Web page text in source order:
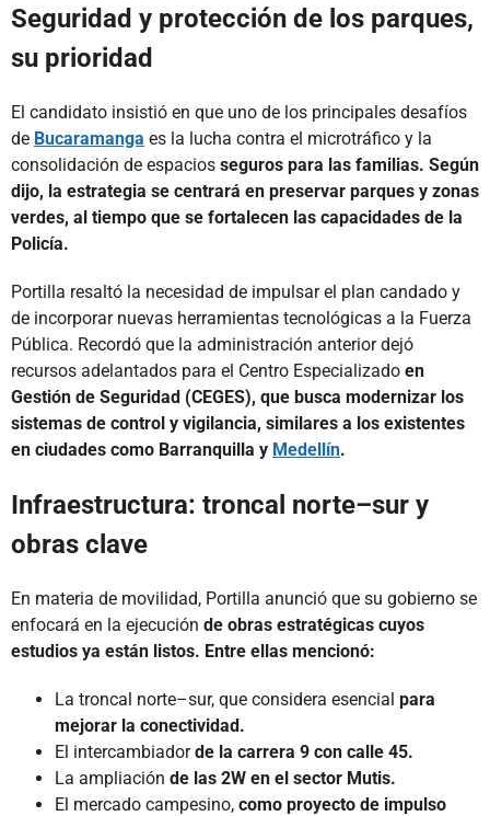
Seguridad y protección de los parques,
su prioridad
El candidato insistió en que uno de los principales desafíos
de Bucaramanga es la lucha contra el microtráfico y la
consolidación de espacios seguros para las familias. Según
dijo, la estrategia se centrará en preservar parques y zonas
verdes, al tiempo que se fortalecen las capacidades de la
Policía.
Portilla resaltó la necesidad de impulsar el plan candado y
de incorporar nuevas herramientas tecnológicas a la Fuerza
Pública. Recordó que la administración anterior dejó
recursos adelantados para el Centro Especializado en
Gestión de Seguridad (CEGES), que busca modernizar los
sistemas de control y vigilancia, similares a los existentes
en ciudades como Barranquilla y Medellín.
Infraestructura: troncal norte–sur y
obras clave
En materia de movilidad, Portilla anunció que su gobierno se
enfocará en la ejecución de obras estratégicas cuyos
estudios ya están listos. Entre ellas mencionó:
La troncal norte–sur, que considera esencial para
mejorar la conectividad.
El intercambiadorde la carrera 9 con calle 45.
La ampliación de las 2W en el sector Mutis.
El mercado campesino, como proyecto de impulso